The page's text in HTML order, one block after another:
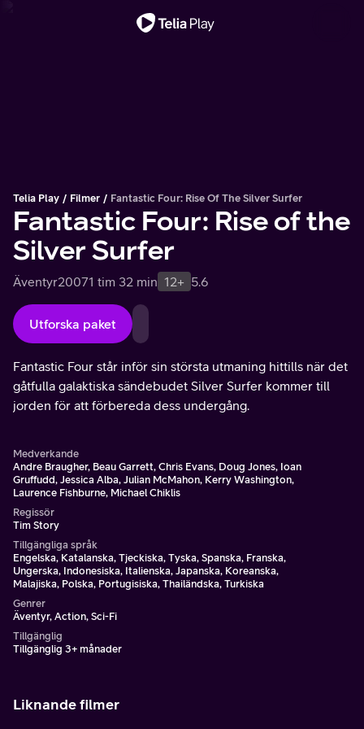
Telia Play Filmer Fantastic Four: Rise Of The Silver Surfer
Fantastic Four: Rise of the
Silver Surfer
Äventyr20071 tim 32 min 12+ 5.6
Utforska paket
Fantastic Four står inför sin största utmaning hittills när det
gåtfulla galaktiska sändebudet Silver Surfer kommer till
jorden för att förbereda dess undergång.
Medverkande
Andre Braugher, Beau Garrett, Chris Evans, Doug Jones, Ioan
Gruffudd, Jessica Alba, Julian McMahon, Kerry Washington,
Laurence Fishburne, Michael Chiklis
Regissör
Tim Story
Tillgängliga språk
Engelska, Katalanska, Tjeckiska, Tyska, Spanska, Franska,
Ungerska, Indonesiska, Italienska, Japanska, Koreanska,
Malajiska, Polska, Portugisiska, Thailändska, Turkiska
Genrer
Äventyr, Action, Sci-Fi
Tillgänglig
Tillgänglig 3+ månader
Liknande filmer